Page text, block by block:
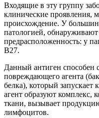
Входящие в эту группу
клинические проявления,
происхождение. У
патологией,
предрасположенность: у
В27.
Данный антиген способен
повреждающего агента
белка), который запускает
агент образуют комплекс,
ткани, вызывает
лимфоцитов.